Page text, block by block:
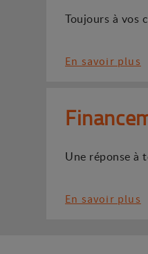
Toujours à vos
En savoir plus
Une réponse à
En savoir plus